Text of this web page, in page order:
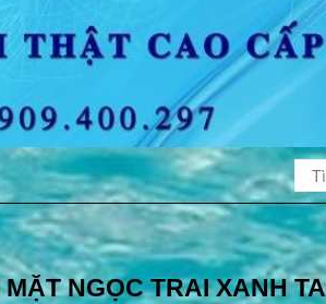
NGỌC TRAI XANH